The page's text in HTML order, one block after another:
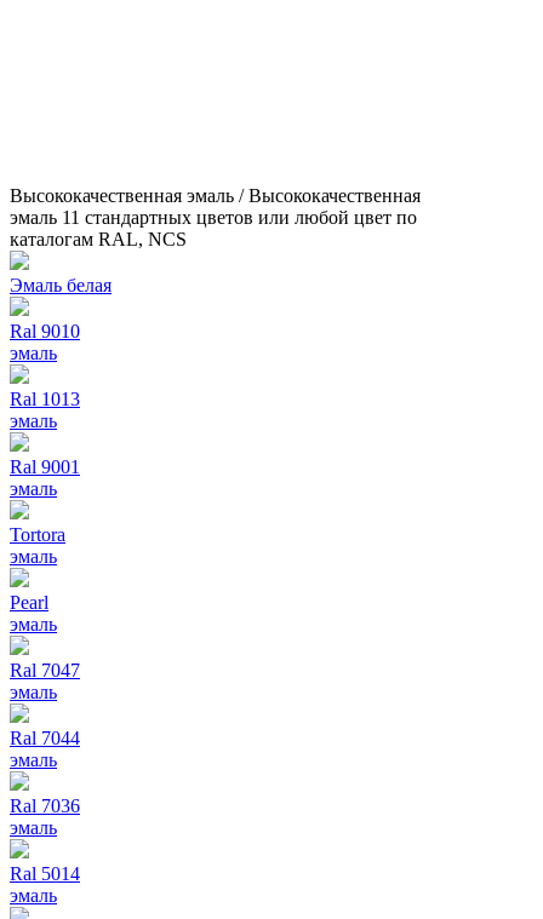
Высококачественная эмаль / Высококачественная
эмаль 11 стандартных цветов или любой цвет по
каталогам RAL, NCS
Эмаль белая
Ral 9010
эмаль
Ral 1013
эмаль
Ral 9001
эмаль
Tortora
эмаль
Pearl
эмаль
Ral 7047
эмаль
Ral 7044
эмаль
Ral 7036
эмаль
Ral 5014
эмаль